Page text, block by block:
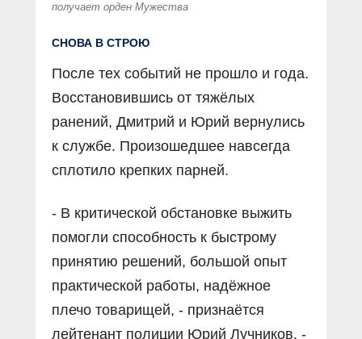
получает орден Мужества
СНОВА В СТРОЮ
После тех событий не прошло и года.
Восстановившись от тяжёлых
ранений, Дмитрий и Юрий вернулись
к службе. Произошедшее навсегда
сплотило крепких парней.
- В критической обстановке выжить
помогли способность к быстрому
принятию решений, большой опыт
практической работы, надёжное
плечо товарищей, - признаётся
лейтенант полиции Юрий Лучников. -